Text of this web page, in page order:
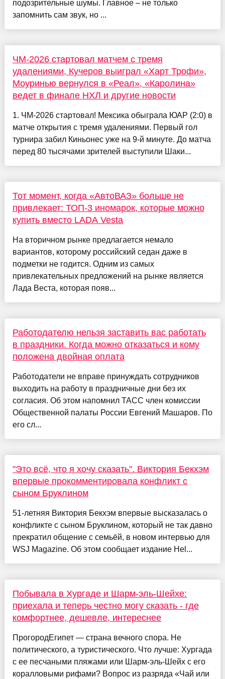
подозрительные шумы. Главное – не только
запомнить сам звук, но ...
ЧМ-2026 стартовал матчем с тремя
удалениями, Кучеров выиграл «Харт Трофи»,
Моуринью вернулся в «Реал», «Каролина»
ведет в финале НХЛ и другие новости
1. ЧМ-2026 стартовал! Мексика обыграла ЮАР (2:0) в
матче открытия с тремя удалениями. Первый гол
турнира забил Киньонес уже на 9-й минуте. До матча
перед 80 тысячами зрителей выступили Шаки...
Тот момент, когда «АвтоВАЗ» больше не
привлекает: ТОП-3 иномарок, которые можно
купить вместо LADA Vesta
На вторичном рынке предлагается немало
вариантов, которому российский седан даже в
подметки не годится. Одним из самых
привлекательных предложений на рынке является
Лада Веста, которая появ...
Работодателю нельзя заставить вас работать
в праздники. Когда можно отказаться и кому
положена двойная оплата
Работодатели не вправе принуждать сотрудников
выходить на работу в праздничные дни без их
согласия. Об этом напомнил ТАСС член комиссии
Общественной палаты России Евгений Машаров. По
его сл...
"Это всё, что я хочу сказать". Виктория Бекхэм
впервые прокомментировала конфликт с
сыном Бруклином
51-летняя Виктория Бекхэм впервые высказалась о
конфликте с сыном Бруклином, который не так давно
прекратил общение с семьёй, в новом интервью для
WSJ Magazine. Об этом сообщает издание Hel...
Побывала в Хургаде и Шарм-эль-Шейхе:
приехала и теперь честно могу сказать - где
комфортнее, дешевле, интереснее
ПрогородЕгипет — страна вечного спора. Не
политического, а туристического. Что лучше: Хургада
с ее песчаными пляжами или Шарм-эль-Шейх с его
коралловыми рифами? Вопрос из разряда «Чай или